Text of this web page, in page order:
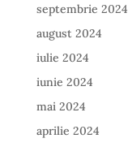
septembrie 2024
august 2024
iulie 2024
iunie 2024
mai 2024
aprilie 2024